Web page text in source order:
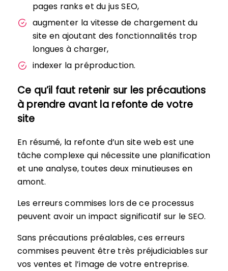
pages ranks et du jus SEO,
augmenter la vitesse de chargement du
site en ajoutant des fonctionnalités trop
longues à charger,
indexer la préproduction.
Ce qu’il faut retenir sur les précautions
à prendre avant la refonte de votre
site
En résumé, la refonte d’un site web est une
tâche complexe qui nécessite une planification
et une analyse, toutes deux minutieuses en
amont.
Les erreurs commises lors de ce processus
peuvent avoir un impact significatif sur le SEO.
Sans précautions préalables, ces erreurs
commises peuvent être très préjudiciables sur
vos ventes et l’image de votre entreprise.